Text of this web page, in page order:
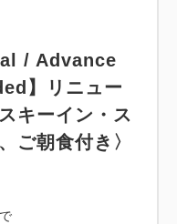
/ Advance
】リニュー
キーイン・ス
ご朝食付き〉